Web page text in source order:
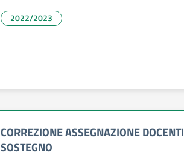
2022/2023
CORREZIONE ASSEGNAZIONE DOCENTI
SOSTEGNO